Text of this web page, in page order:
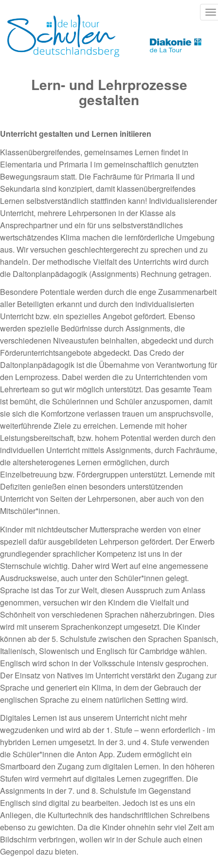
zum
Inhalt
Lern- und Lehrprozesse
gestalten
Unterricht gestalten und Lernen initiieren
Klassenübergreifendes, gemeinsames Lernen findet in
Elementaria und Primaria I im gemeinschaftlich genutzten
Bewegungsraum statt. Die Fachräume für Primaria II und
Sekundaria sind konzipiert, damit klassenübergreifendes
Lernen selbstverständlich stattfinden kann! Individualisierender
Unterricht, mehrere Lehrpersonen in der Klasse als
Ansprechpartner und ein für uns selbstverständliches
wertschätzendes Klima machen die lernförderliche Umgebung
aus. Wir versuchen geschlechtergerecht zu sprechen und zu
handeln. Der methodische Vielfalt des Unterrichts wird durch
die Daltonplanpädagogik (Assignments) Rechnung getragen.
Besondere Potentiale werden durch die enge Zusammenarbeit
aller Beteiligten erkannt und durch den individualisierten
Unterricht bzw. ein spezielles Angebot gefördert. Ebenso
werden spezielle Bedürfnisse durch Assignments, die
verschiedenen Niveaustufen beinhalten, abgedeckt und durch
Förderunterrichtsangebote abgedeckt. Das Credo der
Daltonplanpädagogik ist die Übernahme von Verantwortung für
den Lernprozess. Dabei werden die zu Unterrichtenden vom
Lehrerteam so gut wir möglich unterstützt. Das gesamte Team
ist bemüht, die Schülerinnen und Schüler anzuspornen, damit
sie sich die Komfortzone verlassen trauen um anspruchsvolle,
weiterführende Ziele zu erreichen. Lernende mit hoher
Leistungsbereitschaft, bzw. hohem Potential werden durch den
individuellen Unterricht mittels Assignments, durch Fachräume,
die altersheterogenes Lernen ermöglichen, durch
Einzelbetreuung bzw. Fördergruppen unterstützt. Lernende mit
Defiziten genießen einen besonders unterstützenden
Unterricht von Seiten der Lehrpersonen, aber auch von den
Mitschüler*innen.
Kinder mit nichtdeutscher Muttersprache werden von einer
speziell dafür ausgebildeten Lehrperson gefördert. Der Erwerb
grundlegender sprachlicher Kompetenz ist uns in der
Sternschule wichtig. Daher wird Wert auf eine angemessene
Ausdrucksweise, auch unter den Schüler*innen gelegt.
Sprache ist das Tor zur Welt, diesen Ausspruch zum Anlass
genommen, versuchen wir den Kindern die Vielfalt und
Schönheit von verschiedenen Sprachen näherzubringen. Dies
wird mit unserem Sprachenkonzept umgesetzt. Die Kinder
können ab der 5. Schulstufe zwischen den Sprachen Spanisch,
Italienisch, Slowenisch und Englisch für Cambridge wählen.
Englisch wird schon in der Volksschule intensiv gesprochen.
Der Einsatz von Natives im Unterricht verstärkt den Zugang zur
Sprache und generiert ein Klima, in dem der Gebrauch der
englischen Sprache zu einem natürlichen Setting wird.
Digitales Lernen ist aus unserem Unterricht nicht mehr
wegzudenken und wird ab der 1. Stufe – wenn erforderlich - im
hybriden Lernen umgesetzt. In der 3. und 4. Stufe verwenden
die Schüler*innen die Anton App. Zudem ermöglicht ein
Smartboard den Zugang zum digitalen Lernen. In den höheren
Stufen wird vermehrt auf digitales Lernen zugegriffen. Die
Assignments in der 7. und 8. Schulstufe im Gegenstand
Englisch sind digital zu bearbeiten. Jedoch ist es uns ein
Anliegen, die Kulturtechnik des handschriftlichen Schreibens
ebenso zu gewichten. Da die Kinder ohnehin sehr viel Zeit am
Bildschirm verbringen, wollen wir in der Schule auch einen
Gegenpol dazu bieten.